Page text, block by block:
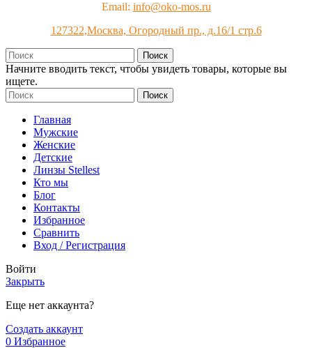
Email: info@oko-mos.ru
127322,Москва, Огородный пр., д.16/1 стр.6
Поиск
Начните вводить текст, чтобы увидеть товары, которые вы
ищете.
Поиск
Главная
Мужские
Женские
Детские
Линзы Stellest
Кто мы
Блог
Контакты
Избранное
Сравнить
Вход / Регистрация
Войти
Закрыть
Еще нет аккаунта?
Создать аккаунт
0 Избранное